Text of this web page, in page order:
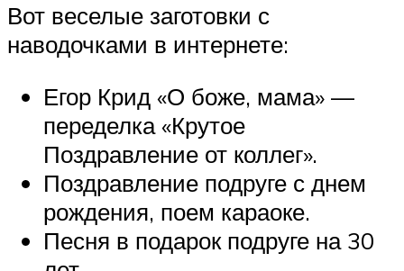
Вот веселые заготовки с
наводочками в интернете:
Егор Крид «О боже, мама» —
переделка «Крутое
Поздравление от коллег».
Поздравление подруге с днем
рождения, поем караоке.
Песня в подарок подруге на 30